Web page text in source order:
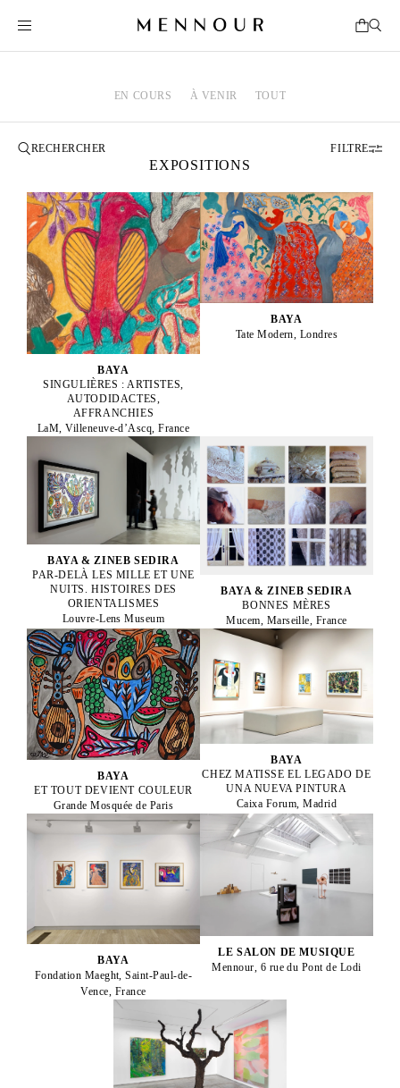
EN COURS À VENIR TOUT
EXPOSITIONS
FILTRE
BAYA
SINGULIÈRES : ARTISTES,
AUTODIDACTES,
AFFRANCHIES
LaM, Villeneuve-d’Ascq, France
BAYA
Tate Modern, Londres
BAYA & ZINEB SEDIRA
PAR-DELÀ LES MILLE ET UNE
NUITS. HISTOIRES DES
ORIENTALISMES
Louvre-Lens Museum
BAYA & ZINEB SEDIRA
BONNES MÈRES
Mucem, Marseille, France
BAYA
ET TOUT DEVIENT COULEUR
Grande Mosquée de Paris
BAYA
CHEZ MATISSE EL LEGADO DE
UNA NUEVA PINTURA
Caixa Forum, Madrid
BAYA
Fondation Maeght, Saint-Paul-de-
Vence, France
LE SALON DE MUSIQUE
Mennour, 6 rue du Pont de Lodi